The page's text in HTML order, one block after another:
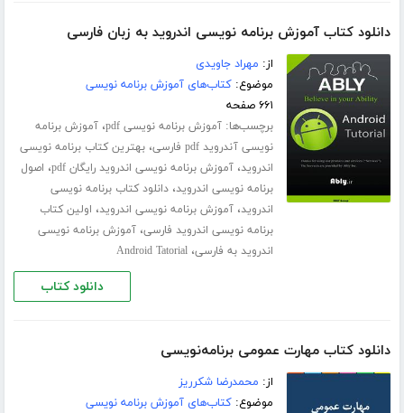
دانلود کتاب آموزش برنامه نویسی اندروید به زبان فارسی
از: مهراد جاویدی
موضوع:کتاب‌های آموزش برنامه نویسی
۶۶۱ صفحه
برچسب‌ها:آموزش برنامه نویسی pdf ،آموزش برنامه
نویسی آندروید pdf فارسی
،بهترین کتاب برنامه نویسی
اندروید،آموزش برنامه نویسی اندروید رایگان pdf ، اصول
برنامه نویسی اندروید،دانلود کتاب برنامه نویسی
اندروید،آموزش برنامه نویسی اندروید، اولین کتاب
برنامه نویسی اندروید فارسی،آموزش برنامه نویسی
اندروید به فارسی،Android Tatorial
دانلود کتاب
دانلود کتاب مهارت عمومی برنامه‌نویسی
از: محمدرضا شکرریز
موضوع:کتاب‌های آموزش برنامه نویسی